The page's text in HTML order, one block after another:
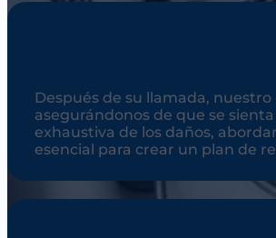
Después de su llamada,
asegurándonos de que se
exhaustiva de los daños,
esencial para crear un plan de